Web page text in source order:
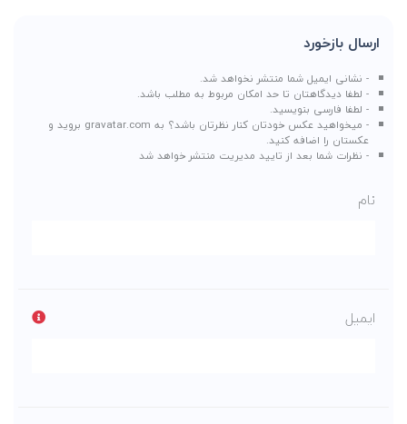
ارسال بازخورد
- نشانی ایمیل شما منتشر نخواهد شد.
- لطفا دیدگاهتان تا حد امکان مربوط به مطلب باشد.
- لطفا فارسی بنویسید.
- میخواهید عکس خودتان کنار نظرتان باشد؟ به gravatar.com بروید و
عکستان را اضافه کنید.
- نظرات شما بعد از تایید مدیریت منتشر خواهد شد
نام
ایمیل